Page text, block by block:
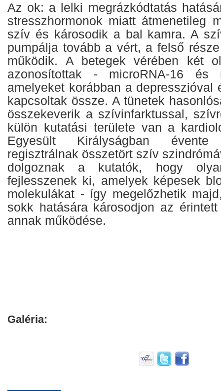
Az ok: a lelki megrázkódtatás
stresszhormonok miatt átmenetileg
szív és károsodik a bal kamra. A
pumpálja tovább a vért, a felső
működik. A betegek vérében két
azonosítottak - microRNA-16 és
amelyeket korábban a depresszióval
kapcsoltak össze. A tünetek
összekeverik a szívinfarktussal,
külön kutatási területe van a
Egyesült Királyságban
regisztrálnak összetört szív
dolgoznak a kutatók, hogy
fejlesszenek ki, amelyek képesek
molekulákat - így megelőzhetik
sokk hatására károsodjon az
annak működése.
Galéria: